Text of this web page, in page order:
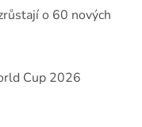
o 60 nových
Cup 2026